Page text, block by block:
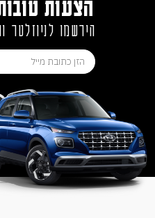
הצעות
הירשמו לניוזלטר